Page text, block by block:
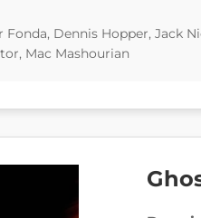
Fonda, Dennis Hopper, Jack
Mac Mashourian